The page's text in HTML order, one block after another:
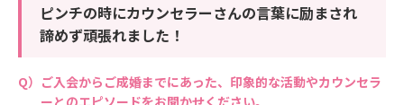
ピンチの時にカウンセラーさんの言葉に励まされ
諦めず頑張れました！
ご入会からご成婚までにあった、印象的な活動やカウンセラ
ーとのエピソードをお聞かせください。